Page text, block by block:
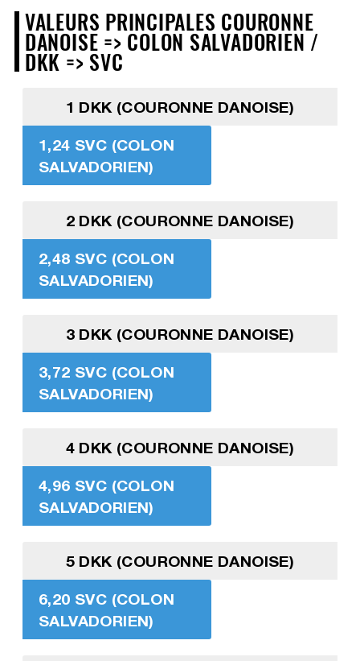
VALEURS PRINCIPALES COURONNE
DANOISE => COLON SALVADORIEN /
DKK => SVC
1 DKK (COURONNE DANOISE)
1,24 SVC (COLON
SALVADORIEN)
2 DKK (COURONNE DANOISE)
2,48 SVC (COLON
SALVADORIEN)
3 DKK (COURONNE DANOISE)
3,72 SVC (COLON
SALVADORIEN)
4 DKK (COURONNE DANOISE)
4,96 SVC (COLON
SALVADORIEN)
5 DKK (COURONNE DANOISE)
6,20 SVC (COLON
SALVADORIEN)